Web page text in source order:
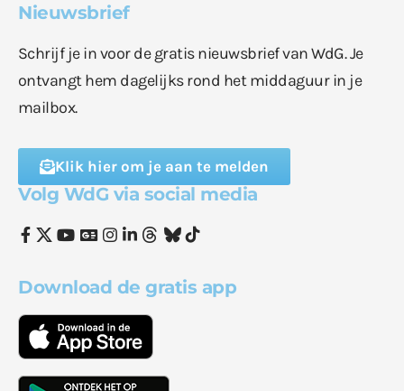
Nieuwsbrief
Schrijf je in voor de gratis nieuwsbrief van WdG. Je
ontvangt hem dagelijks rond het middaguur in je
mailbox.
Klik hier om je aan te melden
Volg WdG via social media
Download de gratis app